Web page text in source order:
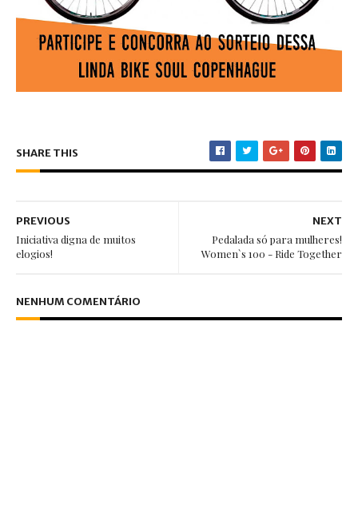
SHARE THIS
NEXT
Pedalada só para mulheres!
Women`s 100 - Ride Together
PREVIOUS
Iniciativa digna de muitos
elogios!
NENHUM COMENTÁRIO